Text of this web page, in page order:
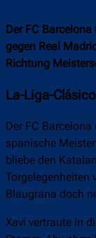
Der FC
gegen Real
Richtung
La-Liga-
Der FC
spanische
bliebe den
Torgelegenheiten
Blaugrana doch
Xavi vertraute in